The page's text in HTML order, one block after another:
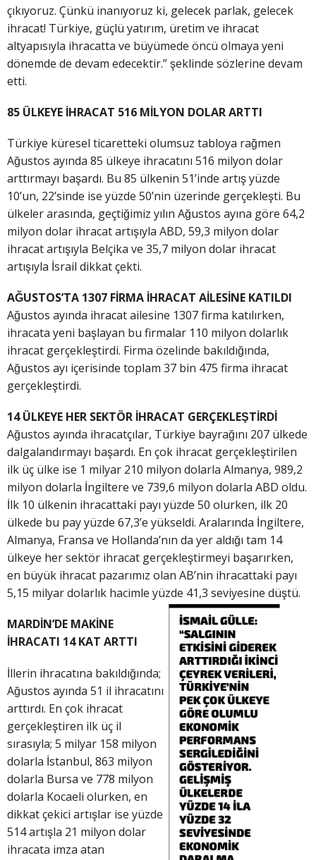
çıkıyoruz. Çünkü inanıyoruz ki, gelecek parlak, gelecek
ihracat! Türkiye, güçlü yatırım, üretim ve ihracat
altyapısıyla ihracatta ve büyümede öncü olmaya yeni
dönemde de devam edecektir.” şeklinde sözlerine devam
etti.
85 ÜLKEYE İHRACAT 516 MİLYON DOLAR ARTTI
Türkiye küresel ticaretteki olumsuz tabloya rağmen
Ağustos ayında 85 ülkeye ihracatını 516 milyon dolar
arttırmayı başardı. Bu 85 ülkenin 51’inde artış yüzde
10’un, 22’sinde ise yüzde 50’nin üzerinde gerçekleşti. Bu
ülkeler arasında, geçtiğimiz yılın Ağustos ayına göre 64,2
milyon dolar ihracat artışıyla ABD, 59,3 milyon dolar
ihracat artışıyla Belçika ve 35,7 milyon dolar ihracat
artışıyla İsrail dikkat çekti.
AĞUSTOS’TA 1307 FİRMA İHRACAT AİLESİNE KATILDI
Ağustos ayında ihracat ailesine 1307 firma katılırken,
ihracata yeni başlayan bu firmalar 110 milyon dolarlık
ihracat gerçekleştirdi. Firma özelinde bakıldığında,
Ağustos ayı içerisinde toplam 37 bin 475 firma ihracat
gerçekleştirdi.
14 ÜLKEYE HER SEKTÖR İHRACAT GERÇEKLEŞTİRDİ
Ağustos ayında ihracatçılar, Türkiye bayrağını 207 ülkede
dalgalandırmayı başardı. En çok ihracat gerçekleştirilen
ilk üç ülke ise 1 milyar 210 milyon dolarla Almanya, 989,2
milyon dolarla İngiltere ve 739,6 milyon dolarla ABD oldu.
İlk 10 ülkenin ihracattaki payı yüzde 50 olurken, ilk 20
ülkede bu pay yüzde 67,3’e yükseldi. Aralarında İngiltere,
Almanya, Fransa ve Hollanda’nın da yer aldığı tam 14
ülkeye her sektör ihracat gerçekleştirmeyi başarırken,
en büyük ihracat pazarımız olan AB’nin ihracattaki payı
5,15 milyar dolarlık hacimle yüzde 41,3 seviyesine düştü.
MARDİN’DE MAKİNE
İHRACATI 14 KAT ARTTI
İllerin ihracatına bakıldığında;
Ağustos ayında 51 il ihracatını
arttırdı. En çok ihracat
gerçekleştiren ilk üç il
sırasıyla; 5 milyar 158 milyon
dolarla İstanbul, 863 milyon
dolarla Bursa ve 778 milyon
dolarla Kocaeli olurken, en
dikkat çekici artışlar ise yüzde
514 artışla 21 milyon dolar
ihracata imza atan